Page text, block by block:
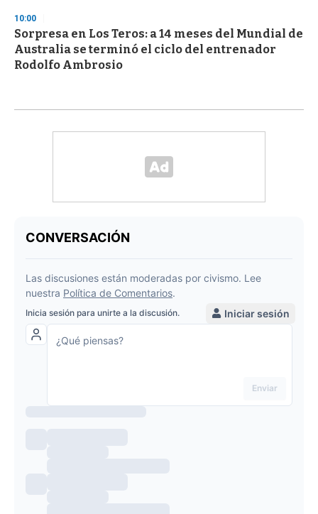
10:00
Sorpresa en Los Teros: a 14 meses del Mundial de
Australia se terminó el ciclo del entrenador
Rodolfo Ambrosio